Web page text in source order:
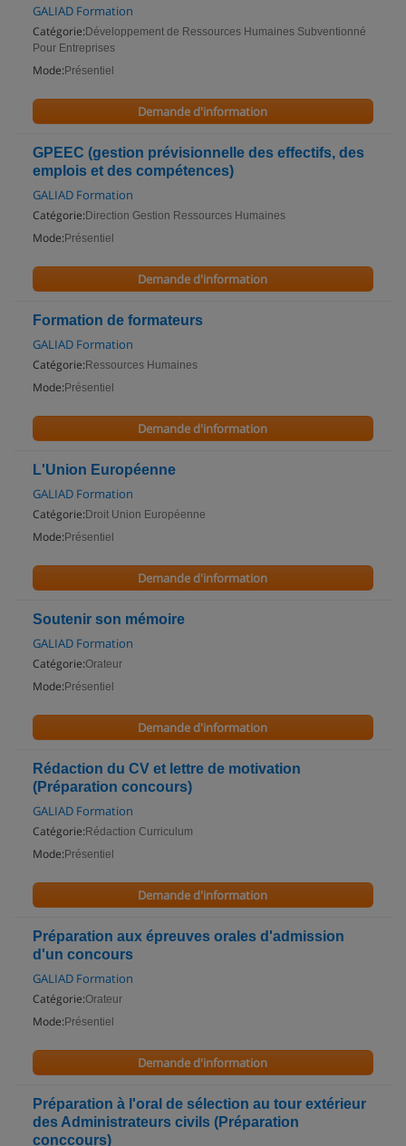
GALIAD Formation
Catégorie: Développement de Ressources Humaines Subventionné
Pour Entreprises
Mode: Présentiel
Demande d'information
GPEEC (gestion prévisionnelle des effectifs, des
emplois et des compétences)
GALIAD Formation
Catégorie: Direction Gestion Ressources Humaines
Mode: Présentiel
Demande d'information
Formation de formateurs
GALIAD Formation
Catégorie: Ressources Humaines
Mode: Présentiel
Demande d'information
L'Union Européenne
GALIAD Formation
Catégorie: Droit Union Européenne
Mode: Présentiel
Demande d'information
Soutenir son mémoire
GALIAD Formation
Catégorie:Orateur
Mode: Présentiel
Demande d'information
Rédaction du CV et lettre de motivation
(Préparation concours)
GALIAD Formation
Catégorie: Rédaction Curriculum
Mode: Présentiel
Demande d'information
Préparation aux épreuves orales d'admission
d'un concours
GALIAD Formation
Catégorie:Orateur
Mode: Présentiel
Demande d'information
Préparation à l'oral de sélection au tour extérieur
des Administrateurs civils (Préparation
conccours)